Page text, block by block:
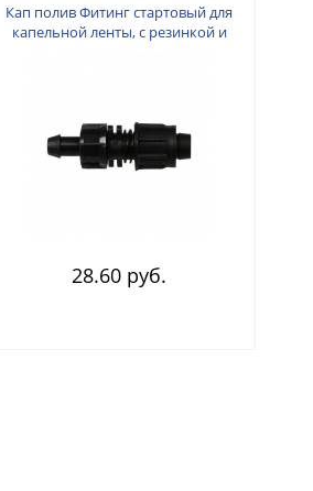
Кап полив Фитинг стартовый для
капельной ленты, с резинкой и
28.60 руб.